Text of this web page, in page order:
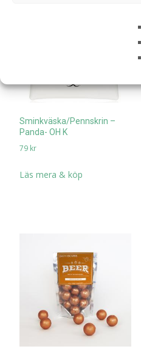
Sminkväska/Pennskrin –
Panda- OH K
79 kr
Läs mera & köp